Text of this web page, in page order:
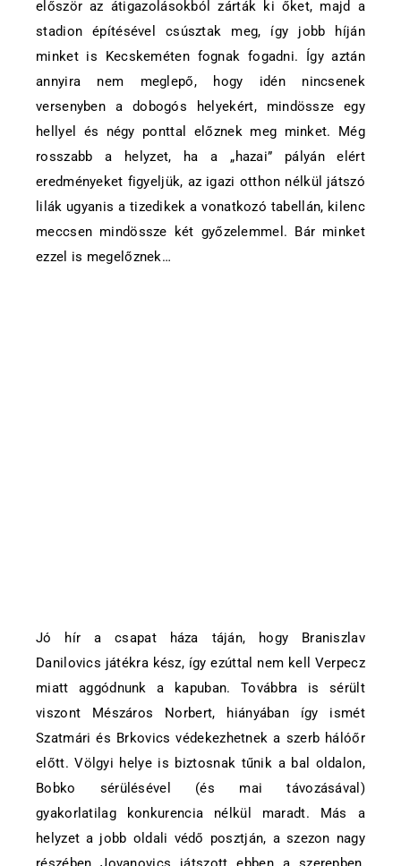
először az átigazolásokból zárták ki őket, majd a
stadion építésével csúsztak meg, így jobb híján
minket is Kecskeméten fognak fogadni. Így aztán
annyira nem meglepő, hogy idén nincsenek
versenyben a dobogós helyekért, mindössze egy
hellyel és négy ponttal előznek meg minket. Még
rosszabb a helyzet, ha a „hazai” pályán elért
eredményeket figyeljük, az igazi otthon nélkül játszó
lilák ugyanis a tizedikek a vonatkozó tabellán, kilenc
meccsen mindössze két győzelemmel. Bár minket
ezzel is megelőznek…
Jó hír a csapat háza táján, hogy Braniszlav
Danilovics játékra kész, így ezúttal nem kell Verpecz
miatt aggódnunk a kapuban. Továbbra is sérült
viszont Mészáros Norbert, hiányában így ismét
Szatmári és Brkovics védekezhetnek a szerb hálóőr
előtt. Völgyi helye is biztosnak tűnik a bal oldalon,
Bobko sérülésével (és mai távozásával)
gyakorlatilag konkurencia nélkül maradt. Más a
helyzet a jobb oldali védő posztján, a szezon nagy